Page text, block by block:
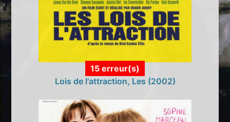
15 erreur(s)
Lois de l'attraction, Les (2002)